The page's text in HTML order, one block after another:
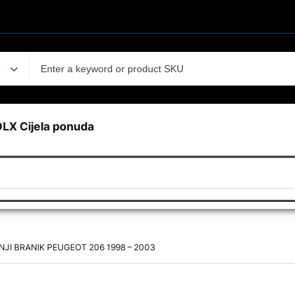
Cijela ponuda
BRANIK PEUGEOT 206 1998 – 2003